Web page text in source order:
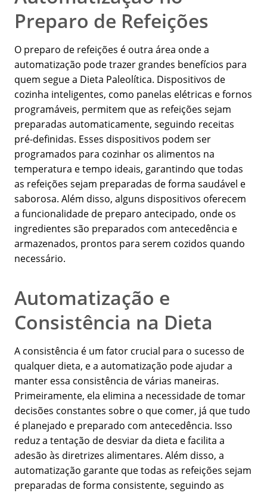
Preparo de Refeições
O preparo de refeições é outra área onde a
automatização pode trazer grandes benefícios para
quem segue a Dieta Paleolítica. Dispositivos de
cozinha inteligentes, como panelas elétricas e fornos
programáveis, permitem que as refeições sejam
preparadas automaticamente, seguindo receitas
pré-definidas. Esses dispositivos podem ser
programados para cozinhar os alimentos na
temperatura e tempo ideais, garantindo que todas
as refeições sejam preparadas de forma saudável e
saborosa. Além disso, alguns dispositivos oferecem
a funcionalidade de preparo antecipado, onde os
ingredientes são preparados com antecedência e
armazenados, prontos para serem cozidos quando
necessário.
Automatização e
Consistência na Dieta
A consistência é um fator crucial para o sucesso de
qualquer dieta, e a automatização pode ajudar a
manter essa consistência de várias maneiras.
Primeiramente, ela elimina a necessidade de tomar
decisões constantes sobre o que comer, já que tudo
é planejado e preparado com antecedência. Isso
reduz a tentação de desviar da dieta e facilita a
adesão às diretrizes alimentares. Além disso, a
automatização garante que todas as refeições sejam
preparadas de forma consistente, seguindo as